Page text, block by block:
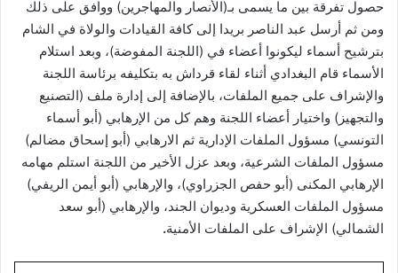
حصول تفرقة بين ما يسمى بـ(الأنصار والمهاجرين) ووافق على ذلك
ومن ثم أرسل عبد الناصر بريدا إلى كافة القيادات والولاة في الشام
بترشيح أسماء ليكونوا أعضاء في (اللجنة المفوضة)، وبعد استلام
الأسماء قام البغدادي أثناء لقاء قرداش به بتكليفه برئاسة اللجنة
والإشراف على جميع الملفات، بالإضافة إلى إدارة ملف (التصنيع
والتجهيز) واختيار أعضاء اللجنة وهم كل من الإرهابي (أبو أسماء
التونسي) مسؤول الملفات الإدارية ثم الارهابي (أبو إسحاق مضالم)
مسؤول الملفات الشرعية، وبعد عزل الأخير من اللجنة استلم مهامه
الإرهابي المكنى (أبو حفص الجزراوي)، والإرهابي (أبو أيمن الريفي)
مسؤول الملفات العسكرية وديوان الجند، والإرهابي (أبو سعد
الشمالي) الإشراف على الملفات الأمنية.